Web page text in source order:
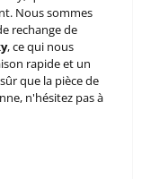
Nous sommes
rechange de
, ce qui nous
rapide et un
que la pièce de
n'hésitez pas à